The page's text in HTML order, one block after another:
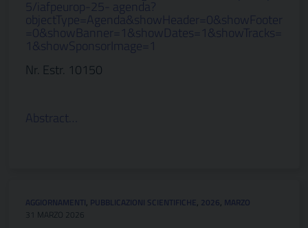
5/iafpeurop-25- agenda?
objectType=Agenda&showHeader=0&showFooter
=0&showBanner=1&showDates=1&showTracks=
1&showSponsorImage=1
Nr. Estr. 10150
Abstract…
AGGIORNAMENTI, PUBBLICAZIONI SCIENTIFICHE, 2026, MARZO
31 MARZO 2026